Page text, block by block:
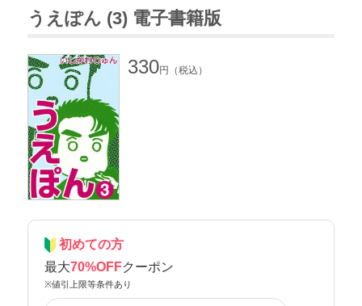
うえぽん (3) 電子書籍版
330円（税込）
初めての方
最大70%OFFクーポン
※値引上限等条件あり